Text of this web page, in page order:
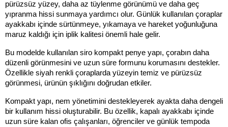
pürüzsüz yüzey, daha az tüylenme görünümü ve daha geç
yıpranma hissi sunmaya yardımcı olur. Günlük kullanılan çoraplar
ayakkabı içinde sürtünmeye, yıkamaya ve hareket yoğunluğuna
maruz kaldığı için iplik kalitesi önemli hale gelir.
Bu modelde kullanılan siro kompakt penye yapı, çorabın daha
düzenli görünmesini ve uzun süre formunu korumasını destekler.
Özellikle siyah renkli çoraplarda yüzeyin temiz ve pürüzsüz
görünmesi, ürünün şıklığını doğrudan etkiler.
Kompakt yapı, nem yönetimini destekleyerek ayakta daha dengeli
bir kullanım hissi oluşturabilir. Bu özellik, kapalı ayakkabı içinde
uzun süre kalan ofis çalışanları, öğrenciler ve günlük tempoda